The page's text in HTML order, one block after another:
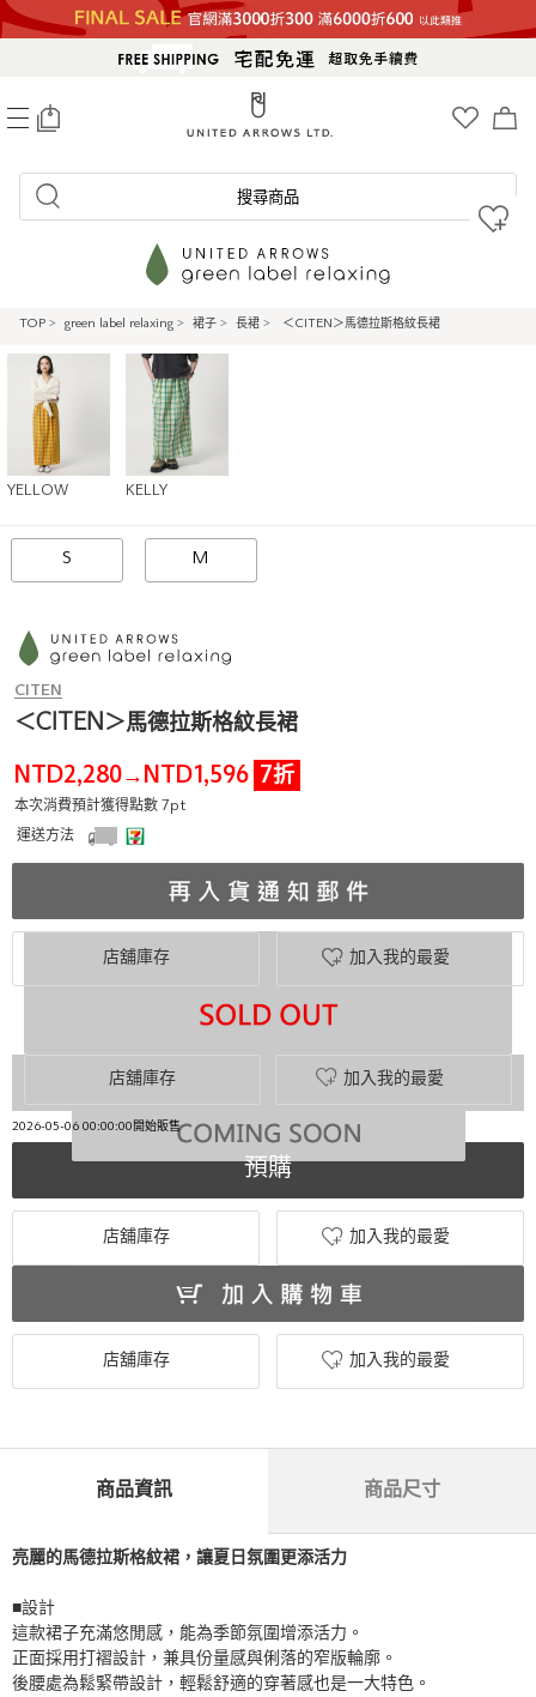
搜尋商品
TOP > green label relaxing > 裙子 > 長裙 > ＜CITEN＞馬德拉斯格紋長裙
YELLOW KELLY
S M
CITEN
＜CITEN＞馬德拉斯格紋長裙
NTD2,280→ NTD1,596 7折
本次消費預計獲得點數 7pt
運送方法
加入我的最愛
店舖庫存
店舖庫存 加入我的最愛
2026-05-06 00:00:00開始販售
預購
店舖庫存 加入我的最愛
店舖庫存 加入我的最愛
商品資訊 商品尺寸
亮麗的馬德拉斯格紋裙，讓夏日氛圍更添活力
■設計
這款裙子充滿悠閒感，能為季節氛圍增添活力。
正面採用打褶設計，兼具份量感與俐落的窄版輪廓。
後腰處為鬆緊帶設計，輕鬆舒適的穿著感也是一大特色。